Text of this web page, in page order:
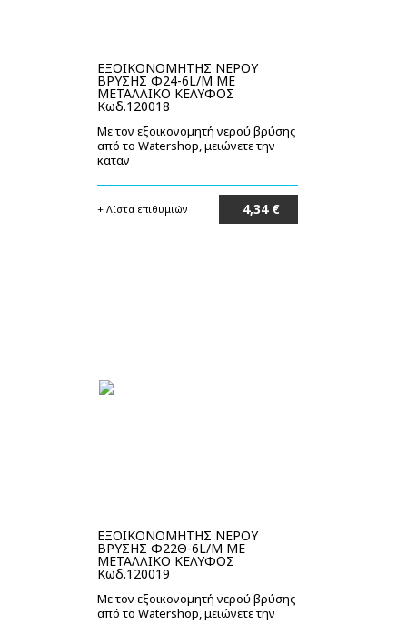
ΕΞΟΙΚΟΝΟΜΗΤΗΣ ΝΕΡΟΥ
ΒΡΥΣΗΣ Φ24-6L/M ΜΕ
ΜΕΤΑΛΛΙΚΟ ΚΕΛΥΦΟΣ
Κωδ.120018
Με τον εξοικονομητή νερού βρύσης
από το Watershop, μειώνετε την
καταν
+ Λίστα επιθυμιών 4,34 €
ΕΞΟΙΚΟΝΟΜΗΤΗΣ ΝΕΡΟΥ
ΒΡΥΣΗΣ Φ22Θ-6L/M ΜΕ
ΜΕΤΑΛΛΙΚΟ ΚΕΛΥΦΟΣ
Κωδ.120019
Με τον εξοικονομητή νερού βρύσης
από το Watershop, μειώνετε την